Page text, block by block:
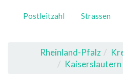
Postleitzahl Strassen
Rheinland-Pfalz
Kaiserslautern